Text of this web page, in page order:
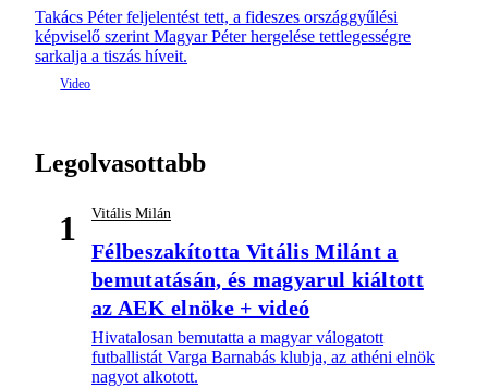
Takács Péter feljelentést tett, a fideszes országgyűlési
képviselő szerint Magyar Péter hergelése tettlegességre
sarkalja a tiszás híveit.
Legolvasottabb
1 Vitális Milán
Félbeszakította Vitális Milánt a
bemutatásán, és magyarul kiáltott
az AEK elnöke + videó
Hivatalosan bemutatta a magyar válogatott
futballistát Varga Barnabás klubja, az athéni elnök
nagyot alkotott.